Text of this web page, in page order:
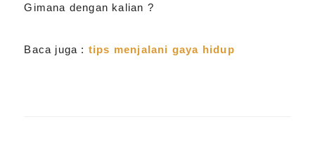
Gimana dengan kalian ?
Baca juga : tips menjalani gaya hidup